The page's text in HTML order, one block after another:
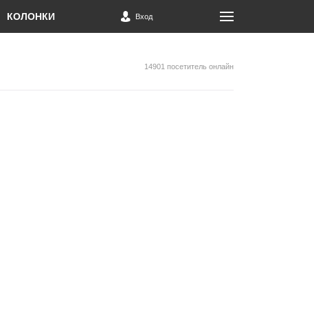
КОЛОНКИ Вход
14901 посетитель онлайн